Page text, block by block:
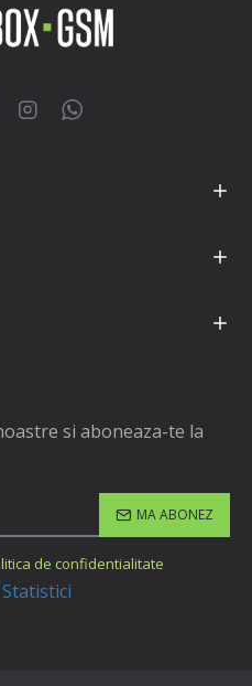
si aboneaza-te la
MA ABONEZ
de confidentialitate